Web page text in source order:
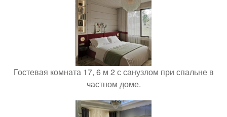
Гостевая комната 17, 6 м 2 с санузлом при спальне в
частном доме.